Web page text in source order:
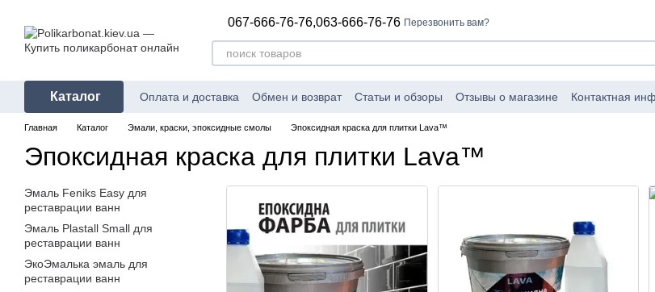
067-666-76-76,063-666-76-76 Перезвонить вам?
Каталог Оплата и доставка Обмен и возврат Статьи и обзоры Отзывы о магазине Контактная
Главная Каталог Эмали, краски, эпоксидные смолы Эпоксидная краска для плитки Lava™
Эпоксидная краска для плитки Lava™
Эмаль Fеniks Easy для
реставрации ванн
Эмаль Plastall Small для
реставрации ванн
ЭкоЭмалька эмаль для
реставрации ванн